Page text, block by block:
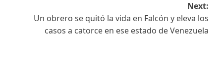
Next:
Un obrero se quitó la vida en Falcón y eleva los
casos a catorce en ese estado de Venezuela